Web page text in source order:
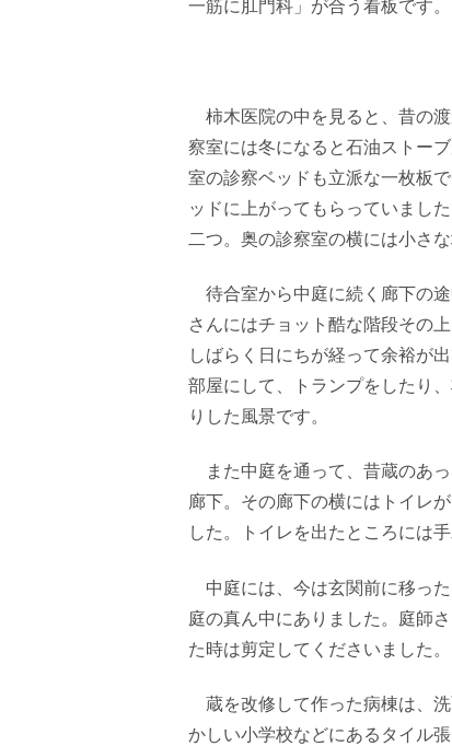
一筋に肛門科」が合う看板です。
柿木医院の中を見ると、昔の
察室には冬になると石油ストー
室の診察ベッドも立派な一枚板
ッドに上がってもらっていまし
二つ。奥の診察室の横には小さな
待合室から中庭に続く廊下の
さんにはチョット酷な階段その
しばらく日にちが経って余裕が
部屋にして、トランプをしたり
りした風景です。
また中庭を通って、昔蔵のあ
廊下。その廊下の横にはトイレ
した。トイレを出たところには手
中庭には、今は玄関前に移った
庭の真ん中にありました。庭師
た時は剪定してくださいました。
蔵を改修して作った病棟は、
かしい小学校などにあるタイル